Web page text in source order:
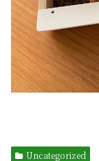
Uncategorized